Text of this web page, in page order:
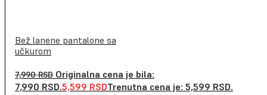
Bež lanene pantalone sa
učkurom
7,990RSD Originalna cena je bila:
7,990 RSD.5,599 RSDTrenutna cena je: 5,599 RSD.